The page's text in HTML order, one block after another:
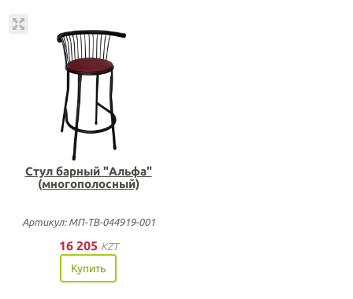
Стул барный "Альфа"
(многополосный)
Артикул: МП-ТВ-044919-001
16 205 KZT
Купить